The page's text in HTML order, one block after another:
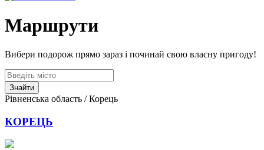
Маршрути
Вибери подорож прямо зараз і починай свою власну пригоду!
Знайти
Рівненська область / Корець
КОРЕЦЬ